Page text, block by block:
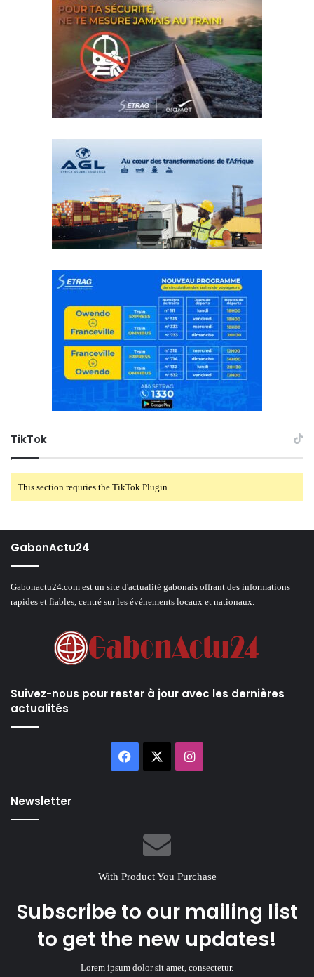
TikTok
This section requries the TikTok Plugin.
GabonActu24
Gabonactu24.com est un site d'actualité gabonais offrant des informations
rapides et fiables, centré sur les événements locaux et nationaux.
Suivez-nous pour rester à jour avec les dernières
actualités
Facebook Instagram
Newsletter
With Product You Purchase
Subscribe to our mailing list
to get the new updates!
Lorem ipsum dolor sit amet, consectetur.